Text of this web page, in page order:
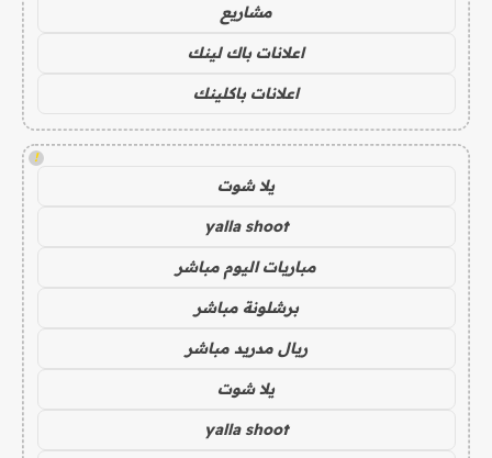
مشاريع
اعلانات باك لينك
اعلانات باكلينك
!
يلا شوت
yalla shoot
مباريات اليوم مباشر
برشلونة مباشر
ريال مدريد مباشر
يلا شوت
yalla shoot